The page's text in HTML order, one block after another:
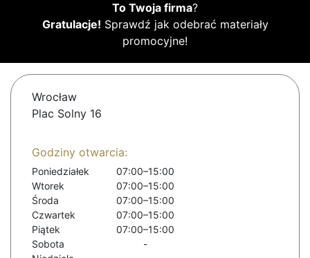
To Twoja firma?
Gratulacje! Sprawdź jak odebrać materiały
promocyjne!
Wrocław
Plac Solny 16
Godziny otwarcia:
Poniedziałek
07:00–15:00
Wtorek
07:00–15:00
Środa
07:00–15:00
Czwartek
07:00–15:00
Piątek
07:00–15:00
Sobota
-